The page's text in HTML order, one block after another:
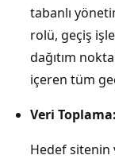
tabanlı
rolü, geçiş
dağıtım
içeren tüm
Veri Toplama:
Hedef sitenin